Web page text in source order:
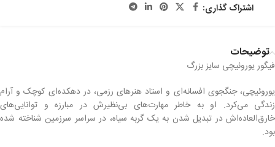
اشتراک گذاری:
توضیحات
فیگور یوروئیچی سایز بزرگ
یوروئیچی، جنگجوی افسانه‌ای و استاد هنرهای رزمی، در دهکده‌ای کوچک و آرام
زندگی می‌کرد. او به خاطر مهارت‌های بی‌نظیرش در مبارزه و توانایی‌های
خارق‌العاده‌اش در تبدیل شدن به یک گربه سیاه، در سراسر سرزمین شناخته شده
بود.